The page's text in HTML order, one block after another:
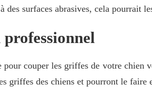
des surfaces abrasives, cela pourrait
pour couper les griffes de votre
griffes des chiens et pourront le faire